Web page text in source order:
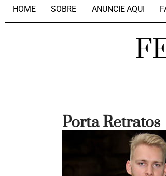
HOME SOBRE ANUNCIE AQUI
Porta Retratos